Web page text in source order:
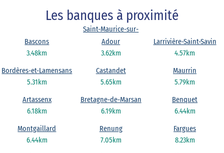
Les banques à proximité
3.48km
Bascons
3.62km
Saint-Maurice-sur-
Adour
4.57km
Larrivière-Saint-Savin
5.31km
Bordères-et-Lamensans
5.65km
Castandet
5.79km
Maurrin
6.18km
Artassenx
6.19km
Bretagne-de-Marsan
6.44km
Benquet
6.44km
Montgaillard
7.05km
Renung
8.23km
Fargues